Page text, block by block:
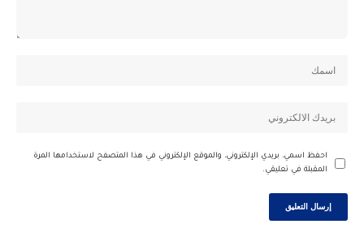
احفظ اسمي، بريدي الإلكتروني، والموقع الإلكتروني في هذا المتصفح لاستخدامها المرة
المقبلة في تعليقي.